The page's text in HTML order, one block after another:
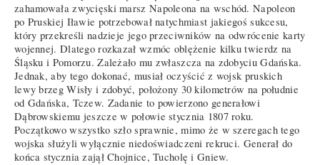
zahamowała zwycięski marsz Napoleona na wschód. Napoleon
po Pruskiej Iławie potrzebował natychmiast jakiegoś sukcesu,
który przekreśli nadzieje jego przeciwników na odwrócenie karty
wojennej. Dlatego rozkazał wzmóc oblężenie kilku twierdz na
Śląsku i Pomorzu. Zależało mu zwłaszcza na zdobyciu Gdańska.
Jednak, aby tego dokonać, musiał oczyścić z wojsk pruskich
lewy brzeg Wisły i zdobyć, położony 30 kilometrów na południe
od Gdańska, Tczew. Zadanie to powierzono generałowi
Dąbrowskiemu jeszcze w połowie stycznia 1807 roku.
Początkowo wszystko szło sprawnie, mimo że w szeregach tego
wojska służyli wyłącznie niedoświadczeni rekruci. Generał do
końca stycznia zajął Chojnice, Tucholę i Gniew.